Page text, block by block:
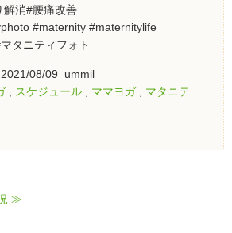
解消#腰痛改善
#maternity #maternitylife
タニティフォト
08/09 ummil
, スケジュール ママヨガ, マタニテ
≫